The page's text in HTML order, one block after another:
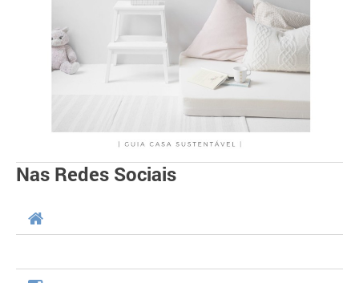
Nas Redes Sociais